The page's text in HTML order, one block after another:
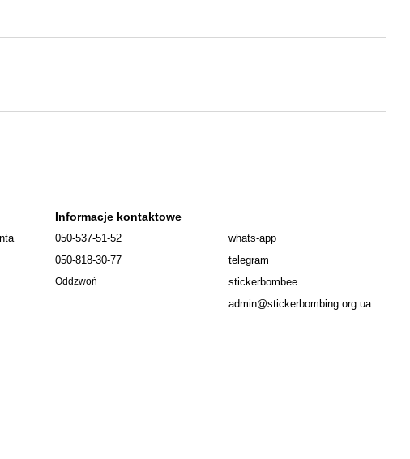
Informacje kontaktowe
050-537-51-52
050-818-30-77
Oddzwoń
whats-app
telegram
stickerbombee
admin@stickerbombing.org.ua